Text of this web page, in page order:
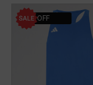
12% OFF